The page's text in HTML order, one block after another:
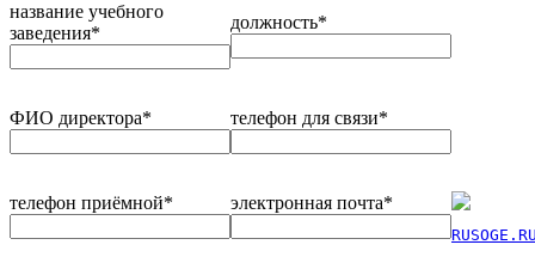
название учебного
заведения*
должность*
ФИО директора* телефон для связи*
телефон приёмной* электронная почта*